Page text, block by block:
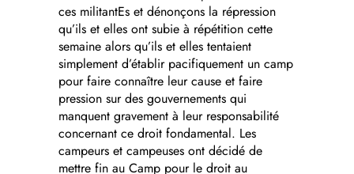
ces militantEs et dénonçons la répression
qu’ils et elles ont subie à répétition cette
semaine alors qu’ils et elles tentaient
simplement d’établir pacifiquement un camp
pour faire connaître leur cause et faire
pression sur des gouvernements qui
manquent gravement à leur responsabilité
concernant ce droit fondamental. Les
campeurs et campeuses ont décidé de
mettre fin au Camp pour le droit au